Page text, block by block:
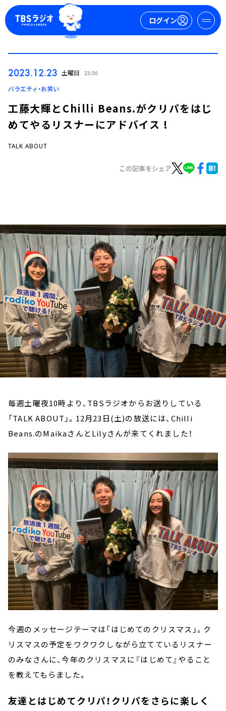
ログイン
ログイン
お知らせ
イベント・グッズ
YouTube
会社情報
2023.12.23 土曜日 23:30
バラエティ・お笑い
工藤大輝とChilli Beans.がクリパをはじ
めてやるリスナーにアドバイス !
TALK ABOUT
この記事をシェア
毎週土曜夜10時より、TBSラジオからお送りしている
「TALK ABOUT」。12月23日(土)の放送には、Chilli
Beans.のMaikaさんとLilyさんが来てくれました！
今週のメッセージテーマは「はじめてのクリスマス」。ク
リスマスの予定をワクワクしながら立てているリスナー
のみなさんに、今年のクリスマスに『はじめて』やること
を教えてもらました。
友達とはじめてクリパ！クリパをさらに楽しく